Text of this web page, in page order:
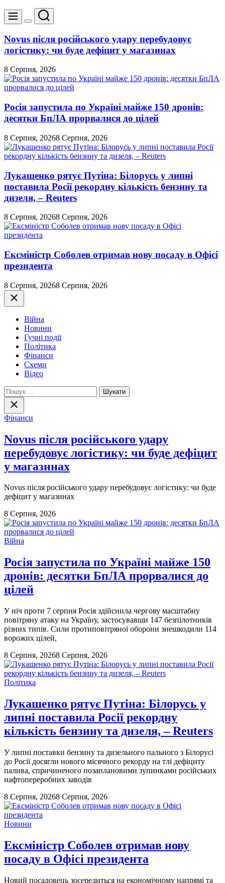
Меню
Перемикач
режиму
Пошук
Novus після російського удару перебудовує
логістику: чи буде дефіцит у магазинах
8 Серпня, 2026
Росія запустила по Україні майже 150 дронів:
десятки БпЛА прорвалися до цілей
8 Серпня, 20268 Серпня, 2026
Лукашенко рятує Путіна: Білорусь у липні
поставила Росії рекордну кількість бензину та
дизеля, – Reuters
8 Серпня, 20268 Серпня, 2026
Ексміністр Соболев отримав нову посаду в Офісі
президента
8 Серпня, 20268 Серпня, 2026
Закрити
Війна
Новини
Гучні події
Політика
Фінанси
Схеми
Відео
Пошук:
Закрити
пошук
Фінанси
Novus після російського удару
перебудовує логістику: чи буде дефіцит
у магазинах
Novus після російського удару перебудовує логістику: чи буде
дефіцит у магазинах
8 Серпня, 2026
Війна
Росія запустила по Україні майже 150
дронів: десятки БпЛА прорвалися до
цілей
У ніч проти 7 серпня Росія здійснила чергову масштабну
повітряну атаку на Україну, застосувавши 147 безпілотників
різних типів. Сили протиповітряної оборони знешкодили 114
ворожих цілей,
8 Серпня, 20268 Серпня, 2026
Політика
Лукашенко рятує Путіна: Білорусь у
липні поставила Росії рекордну
кількість бензину та дизеля, – Reuters
У липні поставки бензину та дизельного пального з Білорусі
до Росії досягли нового місячного рекорду на тлі дефіциту
палива, спричиненого позаплановими зупинками російських
нафтопереробних заводів
8 Серпня, 20268 Серпня, 2026
Новини
Ексміністр Соболев отримав нову
посаду в Офісі президента
Новий посадовець зосередиться на економічному напрямі та